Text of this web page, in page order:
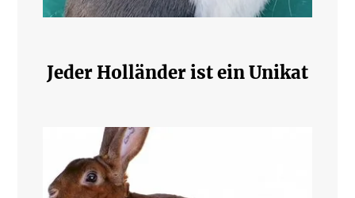
Jeder Holländer ist ein Unikat